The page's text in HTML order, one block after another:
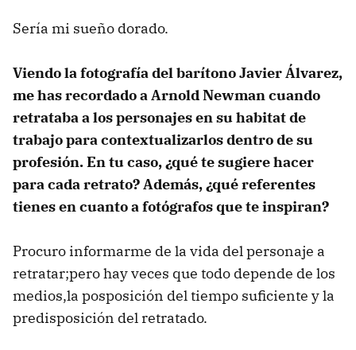
Sería mi sueño dorado.
Viendo la fotografía del barítono Javier Álvarez,
me has recordado a Arnold Newman cuando
retrataba a los personajes en su habitat de
trabajo para contextualizarlos dentro de su
profesión. En tu caso, ¿qué te sugiere hacer
para cada retrato? Además, ¿qué referentes
tienes en cuanto a fotógrafos que te inspiran?
Procuro informarme de la vida del personaje a
retratar;pero hay veces que todo depende de los
medios,la posposición del tiempo suficiente y la
predisposición del retratado.